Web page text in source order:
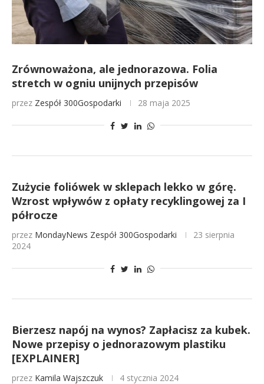
Zrównoważona, ale jednorazowa. Folia
stretch w ogniu unijnych przepisów
przez Zespół 300Gospodarki 28 maja 2025
Zużycie foliówek w sklepach lekko w górę.
Wzrost wpływów z opłaty recyklingowej za I
półrocze
przez MondayNews Zespół 300Gospodarki
23 sierpnia
2024
Bierzesz napój na wynos? Zapłacisz za kubek.
Nowe przepisy o jednorazowym plastiku
[EXPLAINER]
przez Kamila Wajszczuk 4 stycznia 2024